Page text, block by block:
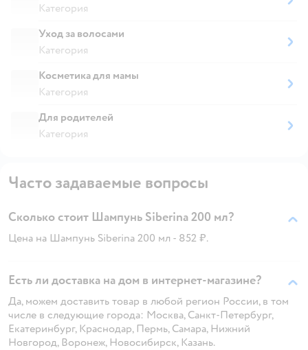
Категория
Уход за волосами
Категория
Косметика для мамы
Категория
Для родителей
Категория
Часто задаваемые вопросы
Сколько стоит Шампунь Siberina 200 мл?
Цена на Шампунь Siberina 200 мл - 852 ₽.
Есть ли доставка на дом в интернет-магазине?
Да, можем доставить товар в любой регион России, в том
числе в следующие города: Москва, Санкт-Петербург,
Екатеринбург, Краснодар, Пермь, Самара, Нижний
Новгород, Воронеж, Новосибирск, Казань.